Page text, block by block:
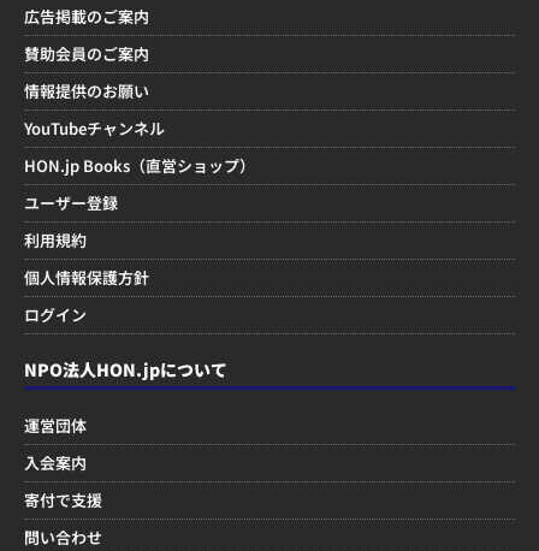
広告掲載のご案内
賛助会員のご案内
情報提供のお願い
YouTubeチャンネル
HON.jp Books（直営ショップ）
ユーザー登録
利用規約
個人情報保護方針
ログイン
NPO法人HON.jpについて
運営団体
入会案内
寄付で支援
問い合わせ